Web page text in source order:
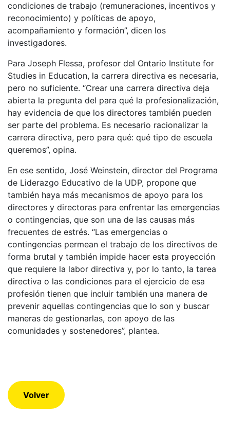
condiciones de trabajo (remuneraciones, incentivos y
reconocimiento) y políticas de apoyo,
acompañamiento y formación”, dicen los
investigadores.
Para Joseph Flessa, profesor del Ontario Institute for
Studies in Education, la carrera directiva es necesaria,
pero no suficiente. “Crear una carrera directiva deja
abierta la pregunta del para qué la profesionalización,
hay evidencia de que los directores también pueden
ser parte del problema. Es necesario racionalizar la
carrera directiva, pero para qué: qué tipo de escuela
queremos”, opina.
En ese sentido, José Weinstein, director del Programa
de Liderazgo Educativo de la UDP, propone que
también haya más mecanismos de apoyo para los
directores y directoras para enfrentar las emergencias
o contingencias, que son una de las causas más
frecuentes de estrés. “Las emergencias o
contingencias permean el trabajo de los directivos de
forma brutal y también impide hacer esta proyección
que requiere la labor directiva y, por lo tanto, la tarea
directiva o las condiciones para el ejercicio de esa
profesión tienen que incluir también una manera de
prevenir aquellas contingencias que lo son y buscar
maneras de gestionarlas, con apoyo de las
comunidades y sostenedores”, plantea.
Volver